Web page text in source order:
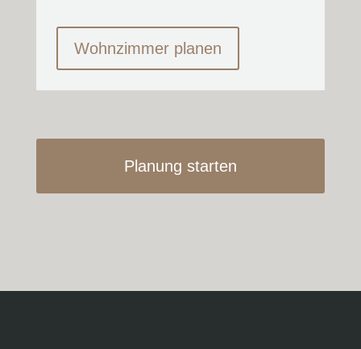
Wohnzimmer planen
Planung starten